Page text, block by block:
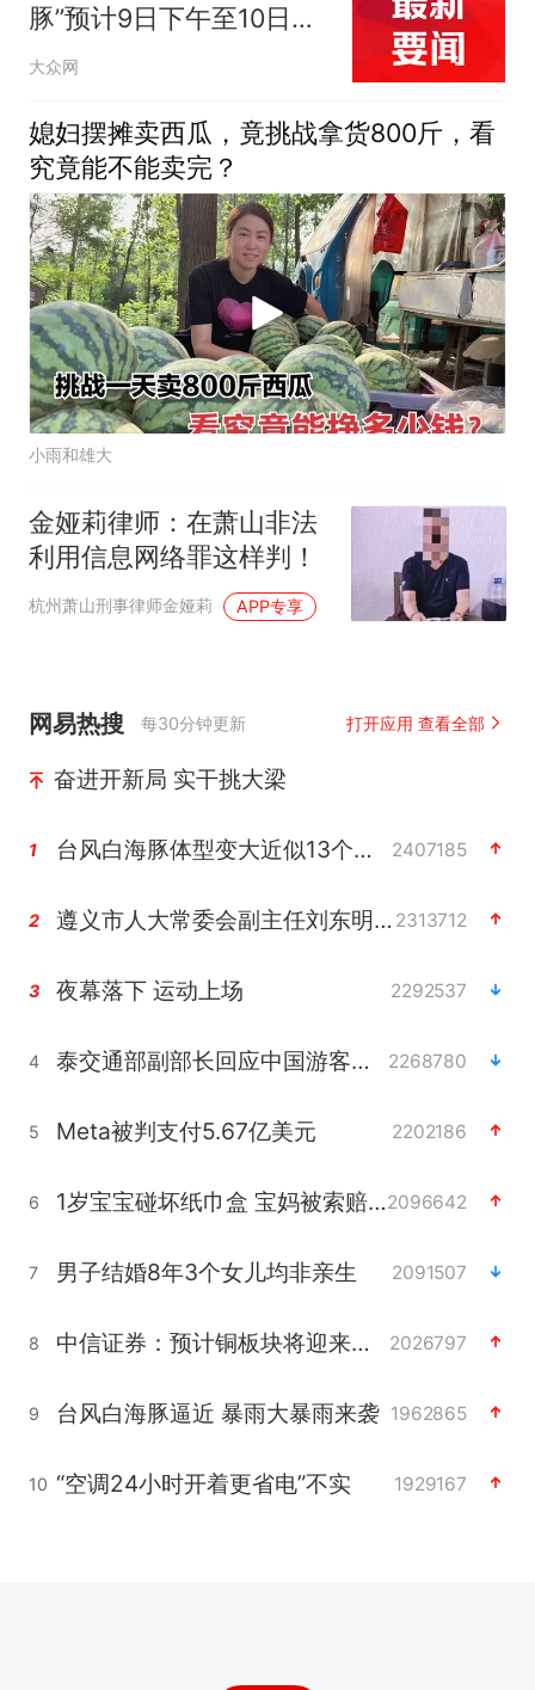
豚”预计9日下午至10日早
晨登陆浙闽沿海
大众网
媳妇摆摊卖西瓜，竟挑战拿货800斤，看
究竟能不能卖完？
小雨和雄大
金娅莉律师：在萧山非法
利用信息网络罪这样判！
杭州萧山刑事律师金娅莉 APP专享
网易热搜 每30分钟更新 打开应用 查看全部
奋进开新局 实干挑大梁
1 台风白海豚体型变大近似13个浙江面积 2407185
2 遵义市人大常委会副主任刘东明被查 2313712
3 夜幕落下 运动上场 2292537
4 泰交通部副部长回应中国游客遭歧视 2268780
5 Meta被判支付5.67亿美元 2202186
6 1岁宝宝碰坏纸巾盒 宝妈被索赔924元2096642
7 男子结婚8年3个女儿均非亲生 2091507
8 中信证券：预计铜板块将迎来共振上涨 2026797
9 台风白海豚逼近 暴雨大暴雨来袭 1962865
10 “空调24小时开着更省电”不实 1929167